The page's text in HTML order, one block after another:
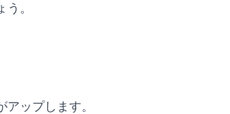
。
ップします。